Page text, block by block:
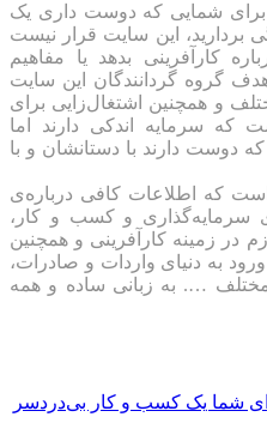
برای شمایی که دوست داری یک
این سایت قرار نیست
کارآفرینی بدهد یا مفاهیم
هدف گروه گردانندگان این سایت
و همچنین اشتغال‌زایی برای
که سرمایه اندکی دارند اما
دوست دارند با دستانشان و با
است که ‌اطلاعات کافی درباره‌ی
سرمایه‌گذاری و کسب و کار،
در زمینه کارآفرینی و همچنین
به دنیای واردات و صادرات،
…. به زبانی ساده و همه
شما یک کسب و کار بی‌دردسر